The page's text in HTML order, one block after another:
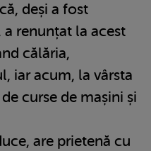
deși a fost
renunțat la acest
călăria,
iar acum, la vârsta
curse de mașini și
are prietenă cu